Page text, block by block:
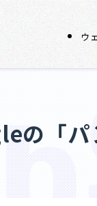
ウ
の「パ